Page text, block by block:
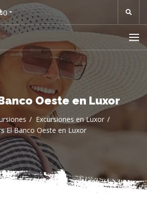
0
Oeste en Luxor
Excursiones en Luxor
El Banco Oeste en Luxor